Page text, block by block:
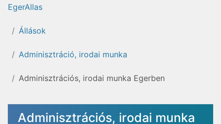
EgerAllas
Állások
Adminisztráció, irodai munka
Adminisztrációs, irodai munka Egerben
Adminisztrációs, irodai munka